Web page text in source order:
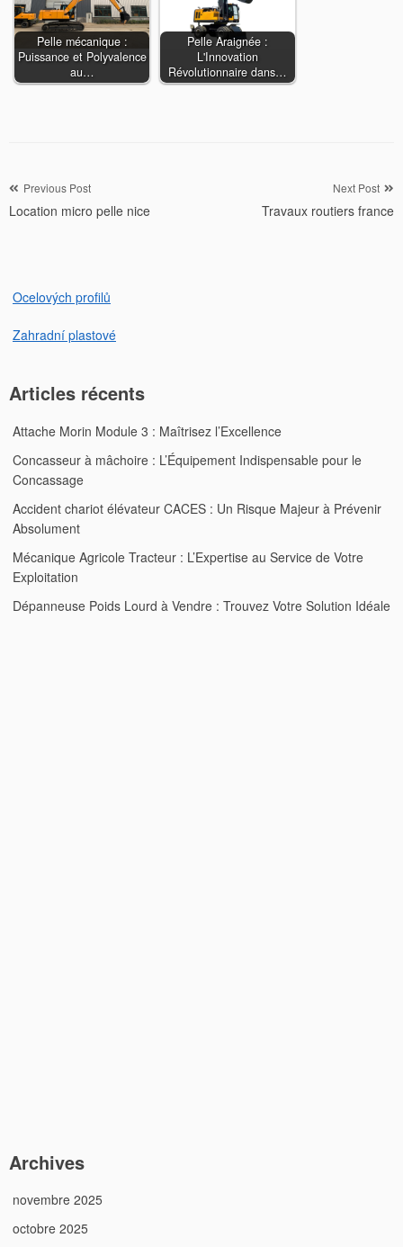
Pelle mécanique :
Puissance et Polyvalence
au…
Pelle Araignée :
L'Innovation
Révolutionnaire dans…
Navigation
de
Previous Post
Location micro pelle nice
Next Post
Travaux routiers france
Ocelových profilů
Zahradní plastové
Articles récents
Attache Morin Module 3 : Maîtrisez l’Excellence
Concasseur à mâchoire : L’Équipement Indispensable pour le
Concassage
Accident chariot élévateur CACES : Un Risque Majeur à Prévenir
Absolument
Mécanique Agricole Tracteur : L’Expertise au Service de Votre
Exploitation
Dépanneuse Poids Lourd à Vendre : Trouvez Votre Solution Idéale
Archives
novembre 2025
octobre 2025